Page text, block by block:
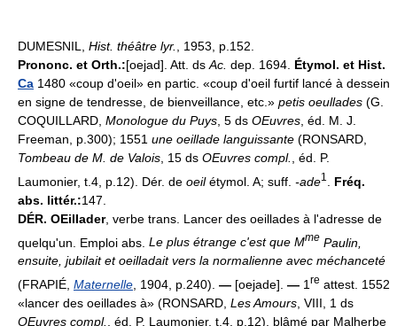
DUMESNIL, Hist. théâtre lyr.
, 1953, p.152.
Prononc. et Orth.:[oejad]. Att. ds Ac. dep. 1694. Étymol. et Hist.
Ca 1480 «coup d'oeil» en partic. «coup d'oeil furtif lancé à dessein
en signe de tendresse, de bienveillance, etc.» petis oeullades (G.
COQUILLARD, Monologue du Puys , 5 ds OEuvres , éd. M. J.
Freeman, p.300); 1551 une oeillade languissante (RONSARD,
Tombeau de M. de Valois , 15 ds OEuvres compl.
, éd. P.
Laumonier, t.4, p.12). Dér. de oeilétymol. A; suff. -ade1
Fréq.
abs. littér.:147.
DÉR. OEillader, verbe trans. Lancer des oeillades à l'adresse de
quelqu'un. Emploi abs. Le plus étrange c'est que Mme Paulin,
ensuite, jubilait et oeilladait vers la normalienne avec méchanceté
(FRAPIÉ, Maternelle , 1904, p.240). — [oejade]. — 1 re attest. 1552
«lancer des oeillades à» (RONSARD, Les Amours , VIII, 1 ds
OEuvres compl.
, éd. P. Laumonier, t.4, p.12), blâmé par Malherbe